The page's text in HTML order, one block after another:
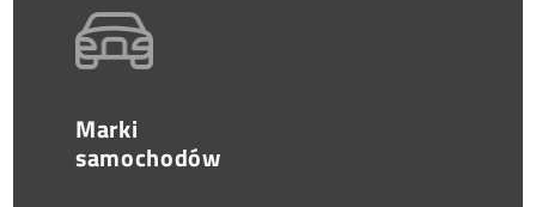
Marki
samochodów